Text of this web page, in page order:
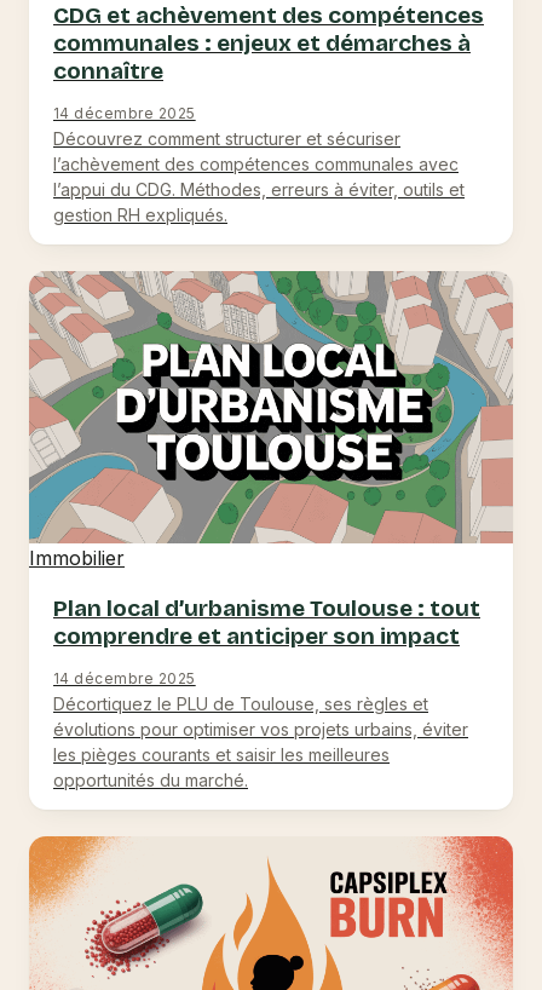
CDG et achèvement des compétences
communales : enjeux et démarches à
connaître
14 décembre 2025
Découvrez comment structurer et sécuriser
l’achèvement des compétences communales avec
l’appui du CDG. Méthodes, erreurs à éviter, outils et
gestion RH expliqués.
Immobilier
Plan local d’urbanisme Toulouse : tout
comprendre et anticiper son impact
14 décembre 2025
Décortiquez le PLU de Toulouse, ses règles et
évolutions pour optimiser vos projets urbains, éviter
les pièges courants et saisir les meilleures
opportunités du marché.